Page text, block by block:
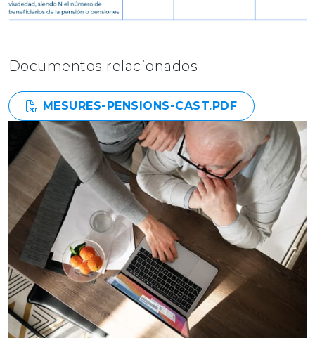
Documentos relacionados
MESURES-PENSIONS-CAST.PDF